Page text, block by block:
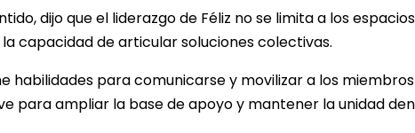
dijo que el liderazgo de Féliz no se limita a los
capacidad de articular soluciones colectivas.
habilidades para comunicarse y movilizar a los
para ampliar la base de apoyo y mantener la unidad